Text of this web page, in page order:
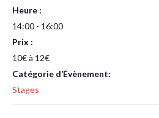
Heure :
14:00 - 16:00
Prix :
10€ à 12€
Catégorie d’Évènement:
Stages